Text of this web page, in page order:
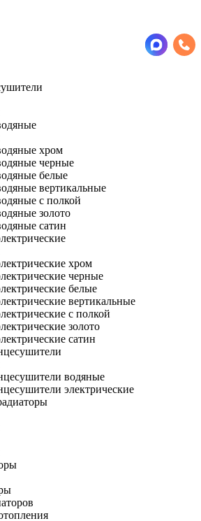
хром
черные
белые
вертикальные
с полкой
золото
сатин
хром
черные
белые
вертикальные
с полкой
золото
сатин
водяные
электрические